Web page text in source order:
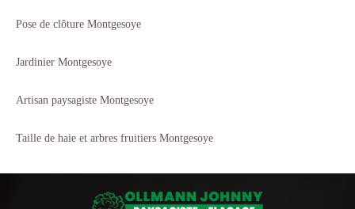
Pose de clôture Montgesoye
Jardinier Montgesoye
Artisan paysagiste Montgesoye
Taille de haie et arbres fruitiers Montgesoye